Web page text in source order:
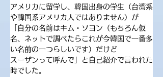
アメリカに留学し、韓国出身の学生（台湾系
や韓国系アメリカ人ではありません）が
「自分の名前はキム・ソヨン（もちろん仮
名、ネットで調べたらこれが今韓国で一番多
い名前の一つらしいです）だけど
スーザンって呼んで」と自己紹介で言われた
時でした。